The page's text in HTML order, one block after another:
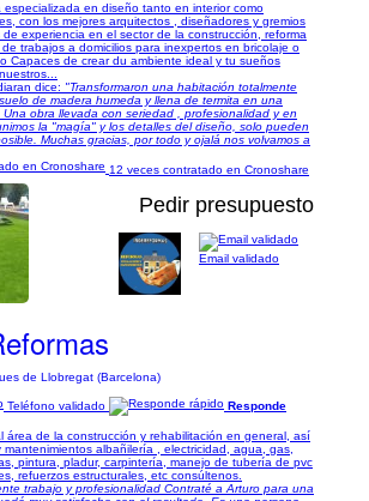
especializada en diseño tanto en interior como
con los mejores arquitectos , diseñadores y gremios
experiencia en el sector de la construcción, reforma
trabajos a domicilios para inexpertos en bricolaje o
Capaces de crear du ambiente ideal y tu sueños
dice: "Transformaron una habitación totalmente
de madera humeda y llena de termita en una
obra llevada con seriedad , profesionalidad y en
la "magía" y los detalles del diseño, solo pueden
Muchas gracias, por todo y ojalá nos volvamos a
12 veces contratado en Cronoshare
Pedir presupuesto
de Llobregat (Barcelona)
Email validado
Teléfono validado
Responde
área de la construcción y rehabilitación en general, así
mantenimientos albañilería , electricidad, agua, gas,
pintura, pladur, carpintería, manejo de tubería de pvc
refuerzos estructurales, etc consúltenos.
trabajo y profesionalidad Contraté a Arturo para una